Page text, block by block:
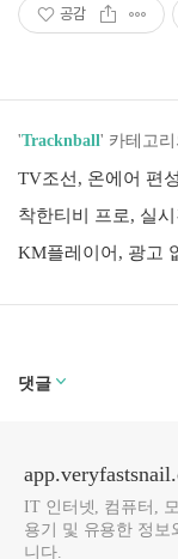
공감
'Tracknball' 카테고
댓글
IT 인터넷, 컴퓨터,
용기 및 유용한 정보
니다.